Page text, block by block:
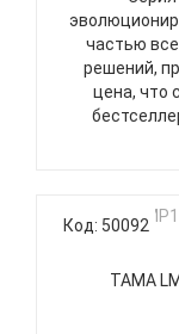
частью
решений,
цена, что
Код: 50092
TAMA